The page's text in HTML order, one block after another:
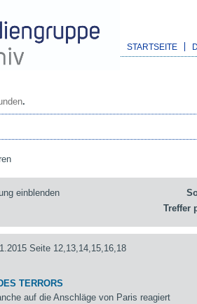
STARTSEITE
.
einblenden
Treffer
Seite 12,13,14,15,16,18
TERRORS
auf die Anschläge von Paris reagiert